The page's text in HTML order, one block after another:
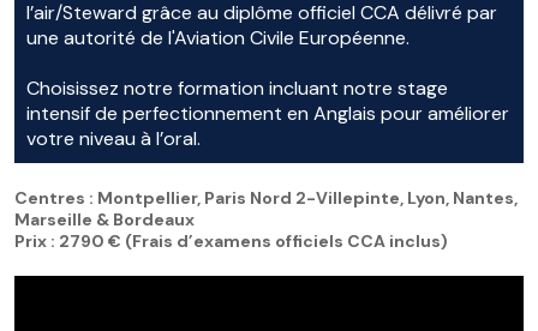
l’air/Steward grâce au diplôme officiel CCA délivré par
une autorité de l'Aviation Civile Européenne.
Choisissez notre formation incluant notre stage
intensif de perfectionnement en Anglais pour améliorer
votre niveau à l’oral.
Centres : Montpellier, Paris Nord 2-Villepinte, Lyon, Nantes,
Marseille & Bordeaux
Prix : 2790 € (Frais d’examens officiels CCA inclus)